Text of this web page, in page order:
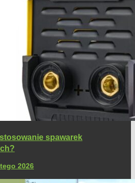
spawarek
2026